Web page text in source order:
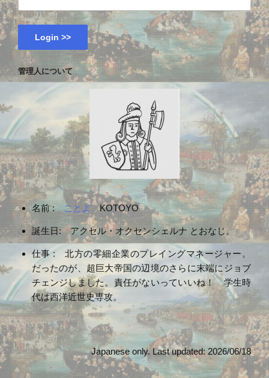
管理人について
名前 :ことよKOTOYO
誕生日: アクセル・オクセンシェルナ とおなじ。
仕事 : 北方の零細企業のプレイングマネージャー。
だったのが、超巨大帝国の辺境のさらに末端にジョブ
チェンジしました。責任がないっていいね！ 学生時
代は西洋近世史専攻。
Japanese only. Last updated: 2026/06/18